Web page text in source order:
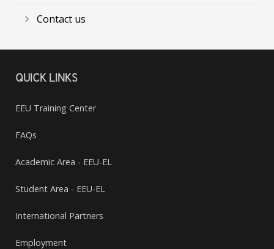
Contact us
QUICK LINKS
EEU Training Center
FAQs
Academic Area - EEU-EL
Student Area - EEU-EL
International Partners
Employment